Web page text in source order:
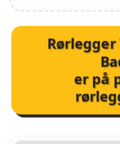
Rørlegger
er på